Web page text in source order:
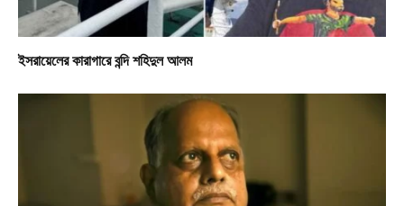
ইসরায়েলের কারাগারে বন্দি শহিদুল আলম